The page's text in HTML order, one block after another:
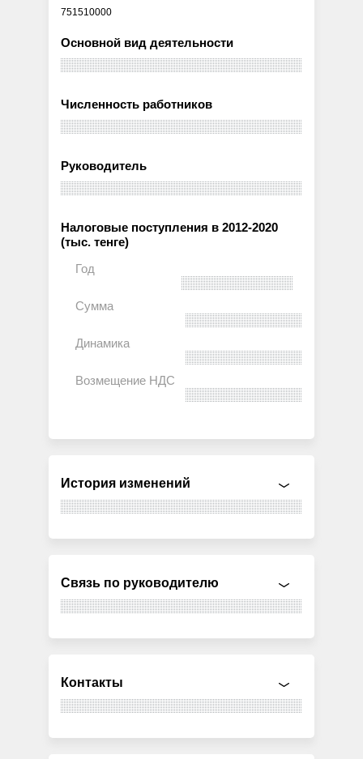
751510000
Основной вид деятельности
Численность работников
Руководитель
Налоговые поступления в 2012-2020
(тыс. тенге)
История изменений
Связь по руководителю
Контакты